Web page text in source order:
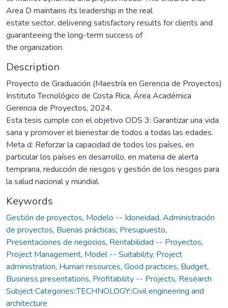
Area D maintains its leadership in the real
estate sector, delivering satisfactory results for clients and
guaranteeing the long-term success of
the organization.
Description
Proyecto de Graduación (Maestría en Gerencia de Proyectos)
Instituto Tecnológico de Costa Rica, Área Académica
Gerencia de Proyectos, 2024.
Esta tesis cumple con el objetivo ODS 3: Garantizar una vida
sana y promover el bienestar de todos a todas las edades.
Meta d: Reforzar la capacidad de todos los países, en
particular los países en desarrollo, en materia de alerta
temprana, reducción de riesgos y gestión de los riesgos para
la salud nacional y mundial.
Keywords
Gestión de proyectos, Modelo -- Idoneidad, Administración
de proyectos, Buenas prácticas, Presupuesto,
Presentaciones de negocios, Rentabilidad -- Proyectos,
Project Management, Model -- Suitability, Project
administration, Human resources, Good practices, Budget,
Business presentations, Profitability -- Projects, Research
Subject Categories::TECHNOLOGY::Civil engineering and
architecture